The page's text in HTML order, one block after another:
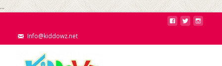
...
Info@kiddowz.net